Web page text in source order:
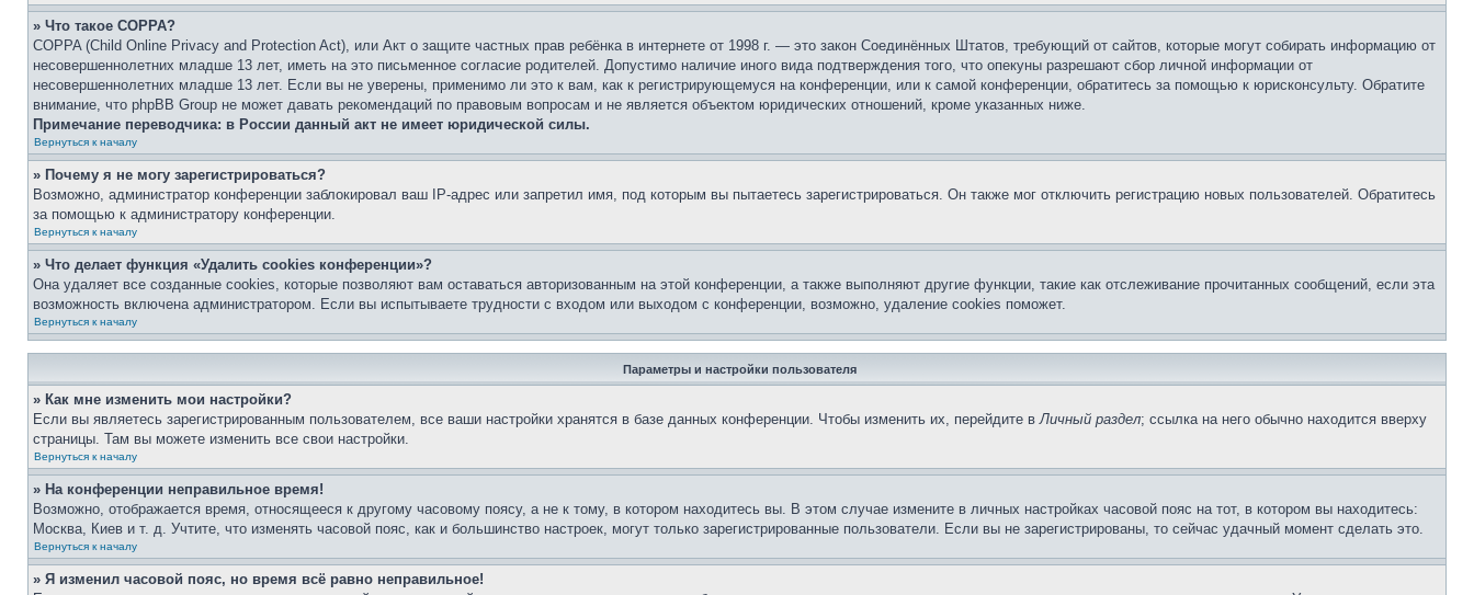
» Что такое COPPA?
COPPA (Child Online Privacy and Protection Act), или Акт о защите частных прав ребёнка в интернете от 1998 г. — это закон Соединённых Штатов, требующий от сайтов, которые могут собирать информацию от
несовершеннолетних младше 13 лет, иметь на это письменное согласие родителей. Допустимо наличие иного вида подтверждения того, что опекуны разрешают сбор личной информации от
несовершеннолетних младше 13 лет. Если вы не уверены, применимо ли это к вам, как к регистрирующемуся на конференции, или к самой конференции, обратитесь за помощью к юрисконсульту. Обратите
внимание, что phpBB Group не может давать рекомендаций по правовым вопросам и не является объектом юридических отношений, кроме указанных ниже.
Примечание переводчика: в России данный акт не имеет юридической силы.
Вернуться к началу
» Почему я не могу зарегистрироваться?
Возможно, администратор конференции заблокировал ваш IP-адрес или запретил имя, под которым вы пытаетесь зарегистрироваться. Он также мог отключить регистрацию новых пользователей. Обратитесь
за помощью к администратору конференции.
Вернуться к началу
» Что делает функция «Удалить cookies конференции»?
Она удаляет все созданные cookies, которые позволяют вам оставаться авторизованным на этой конференции, а также выполняют другие функции, такие как отслеживание прочитанных сообщений, если эта
возможность включена администратором. Если вы испытываете трудности с входом или выходом с конференции, возможно, удаление cookies поможет.
Вернуться к началу
Параметры и настройки пользователя
» Как мне изменить мои настройки?
Если вы являетесь зарегистрированным пользователем, все ваши настройки хранятся в базе данных конференции. Чтобы изменить их, перейдите вЛичный раздел; ссылка на него обычно находится вверху
страницы. Там вы можете изменить все свои настройки.
Вернуться к началу
» На конференции неправильное время!
Возможно, отображается время, относящееся к другому часовому поясу, а не к тому, в котором находитесь вы. В этом случае измените в личных настройках часовой пояс на тот, в котором вы находитесь:
Москва, Киев и т. д. Учтите, что изменять часовой пояс, как и большинство настроек, могут только зарегистрированные пользователи. Если вы не зарегистрированы, то сейчас удачный момент сделать это.
Вернуться к началу
» Я изменил часовой пояс, но время всё равно неправильное!